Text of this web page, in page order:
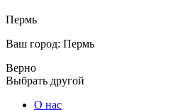
Пермь
Ваш город: Пермь
Верно
Выбрать другой
О нас